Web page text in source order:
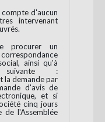
d'aucun
intervenant
procurer un
ainsi qu'à
suivante :
la demande par
d'avis de
et si
cinq jours
l'Assemblée